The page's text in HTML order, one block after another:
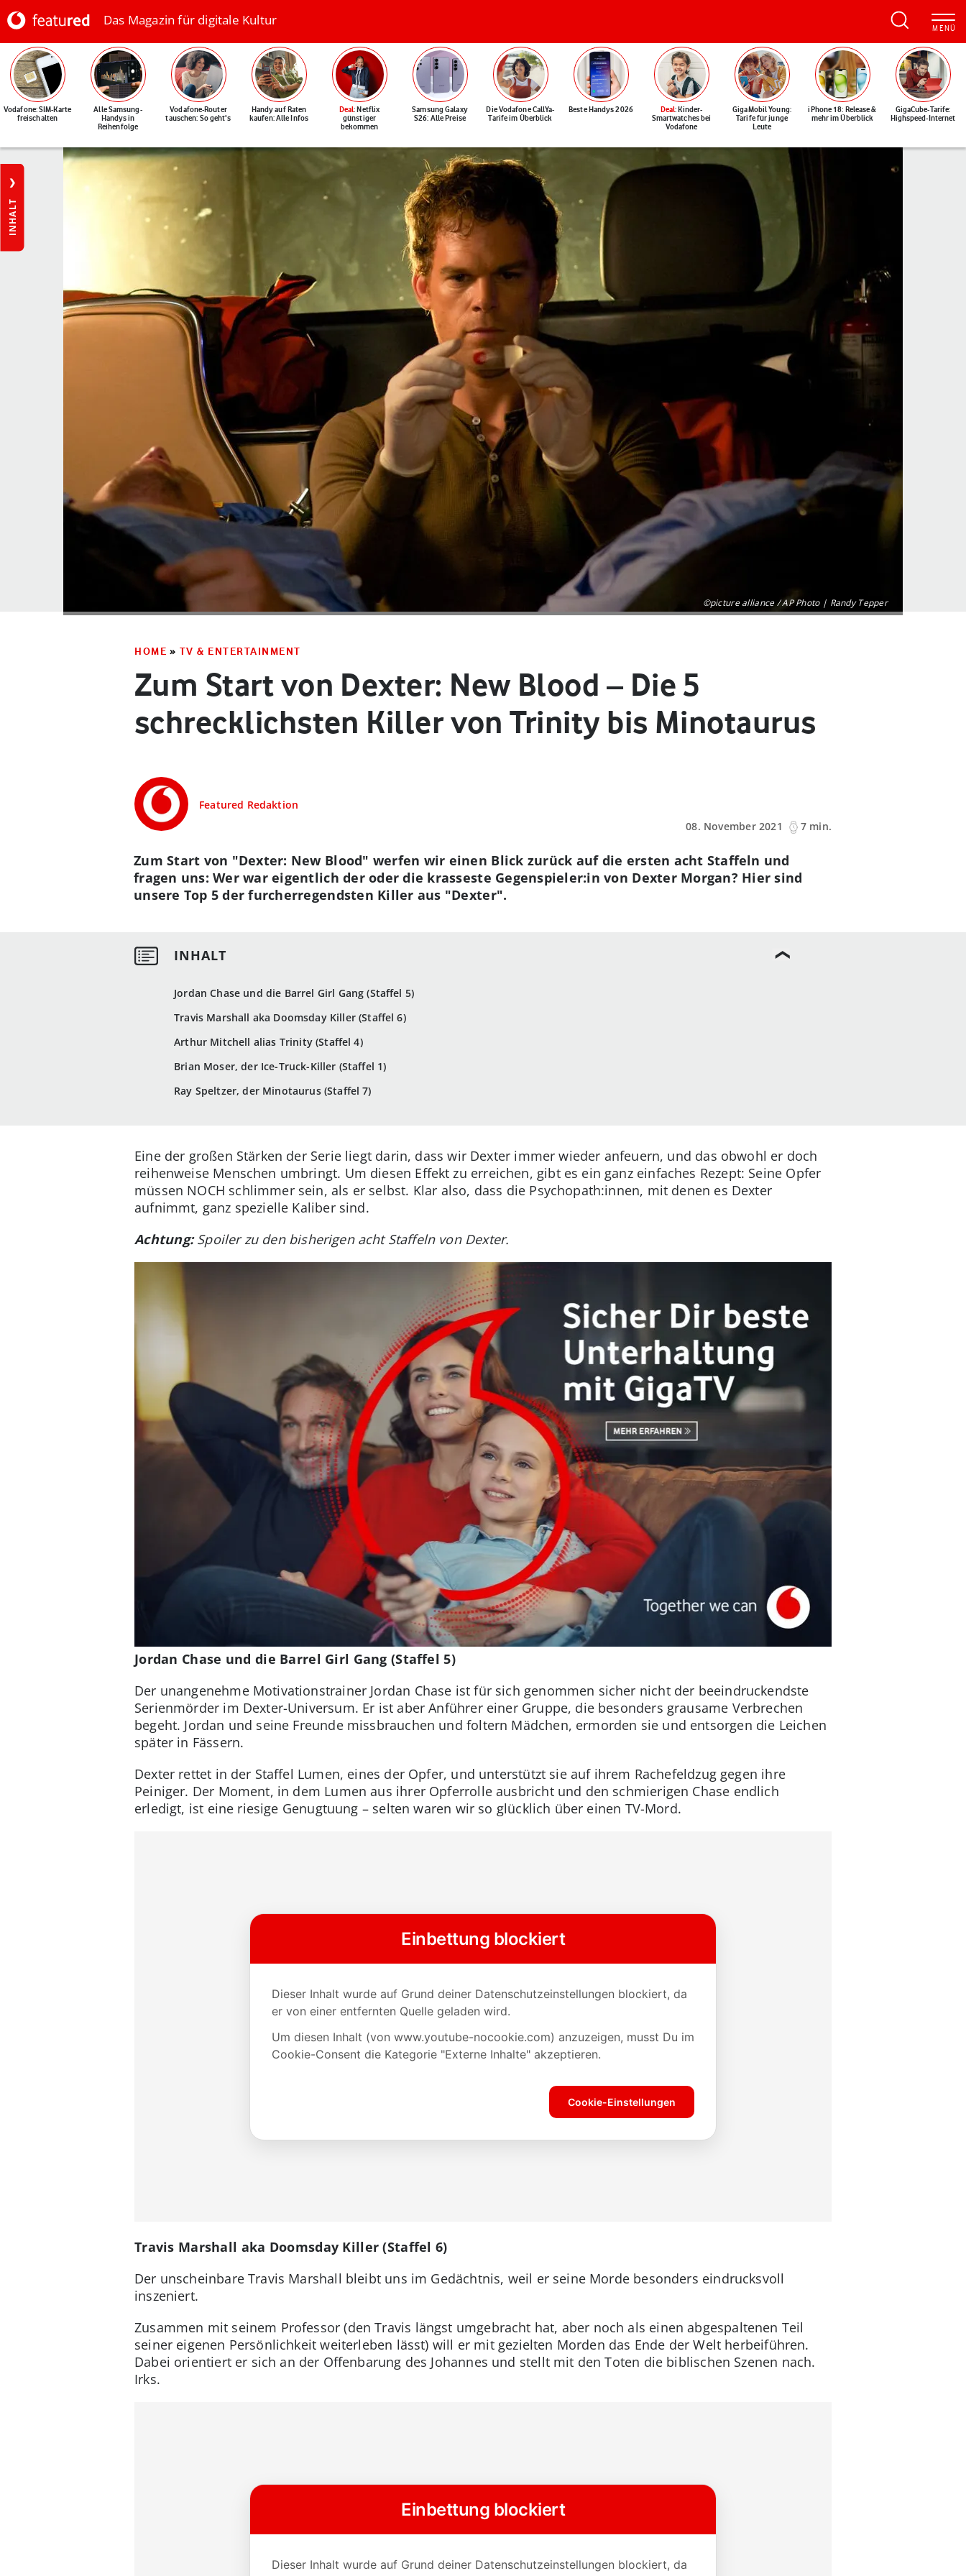
Das Magazin für digitale Kultur
Vodafone: SIM-Karte
freischalten
Alle Samsung-
Handys in
Reihenfolge
Vodafone-Router
tauschen: So geht's
Handy auf Raten
kaufen: Alle Infos
Deal: Netflix
günstiger
bekommen
Samsung Galaxy
S26: Alle Preise
Die Vodafone CallYa-
Tarife im Überblick
Beste Handys 2026 Deal: Kinder-
Smartwatches bei
Vodafone
GigaMobil Young:
Tarife für junge
Leute
iPhone 18: Release &
mehr im Überblick
GigaCube-Tarife:
Highspeed-Internet
INHALT
©picture alliance / AP Photo | Randy Tepper
HOME » TV & ENTERTAINMENT
Zum Start von Dexter: New Blood – Die 5
schrecklichsten Killer von Trinity bis Minotaurus
Featured Redaktion
08. November 2021
7 min.
Jordan Chase und die Barrel Girl Gang (Staffel 5)
Travis Marshall aka Doomsday Killer (Staffel 6)
Arthur Mitchell alias Trinity (Staffel 4)
Brian Moser, der Ice-Truck-Killer (Staffel 1)
Ray Speltzer, der Minotaurus (Staffel 7)
Zum Start von "Dexter: New Blood" werfen wir einen Blick zurück auf die ersten acht Staffeln und
fragen uns: Wer war eigentlich der oder die krasseste Gegenspieler:in von Dexter Morgan? Hier sind
unsere Top 5 der furcherregendsten Killer aus "Dexter".
Eine der großen Stärken der Serie liegt darin, dass wir Dexter immer wieder anfeuern, und das obwohl er doch
reihenweise Menschen umbringt. Um diesen Effekt zu erreichen, gibt es ein ganz einfaches Rezept: Seine Opfer
müssen NOCH schlimmer sein, als er selbst. Klar also, dass die Psychopath:innen, mit denen es Dexter
aufnimmt, ganz spezielle Kaliber sind.
Achtung:Spoiler zu den bisherigen acht Staffeln von Dexter.
Jordan Chase und die Barrel Girl Gang (Staffel 5)
Der unangenehme Motivationstrainer Jordan Chase ist für sich genommen sicher nicht der beeindruckendste
Serienmörder im Dexter-Universum. Er ist aber Anführer einer Gruppe, die besonders grausame Verbrechen
begeht. Jordan und seine Freunde missbrauchen und foltern Mädchen, ermorden sie und entsorgen die Leichen
später in Fässern.
Dexter rettet in der Staffel Lumen, eines der Opfer, und unterstützt sie auf ihrem Rachefeldzug gegen ihre
Peiniger. Der Moment, in dem Lumen aus ihrer Opferrolle ausbricht und den schmierigen Chase endlich
erledigt, ist eine riesige Genugtuung – selten waren wir so glücklich über einen TV-Mord.
Travis Marshall aka Doomsday Killer (Staffel 6)
Der unscheinbare Travis Marshall bleibt uns im Gedächtnis, weil er seine Morde besonders eindrucksvoll
inszeniert.
Zusammen mit seinem Professor (den Travis längst umgebracht hat, aber noch als einen abgespaltenen Teil
seiner eigenen Persönlichkeit weiterleben lässt) will er mit gezielten Morden das Ende der Welt herbeiführen.
Dabei orientiert er sich an der Offenbarung des Johannes und stellt mit den Toten die biblischen Szenen nach.
Irks.